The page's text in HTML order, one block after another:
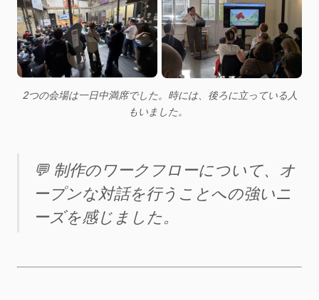
2つの会場は一日中満席でした。時には、後ろに立っている人
もいました。
💬 制作のワークフローについて、オ
ープンな対話を行うことへの強いニ
ーズを感じました。